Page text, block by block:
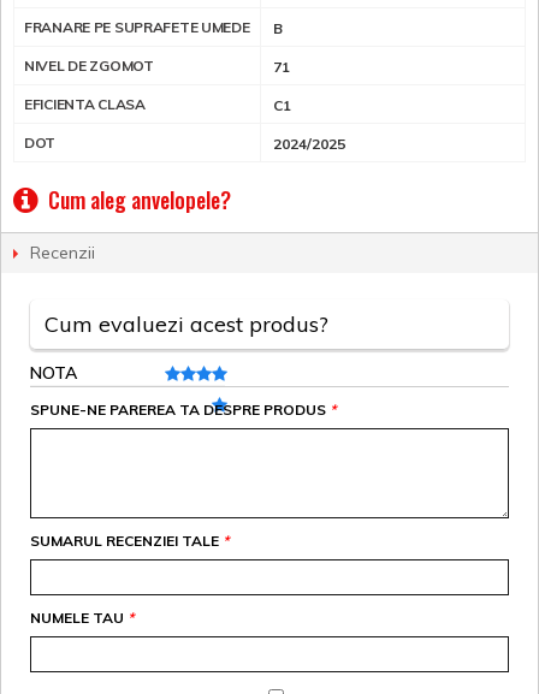
FRANARE PE SUPRAFETE UMEDE B
NIVEL DE ZGOMOT 71
EFICIENTA CLASA C1
DOT 2024/2025
Cum aleg anvelopele?
Recenzii
Cum evaluezi acest produs?
NOTA
*
SPUNE-NE PAREREA TA DESPRE PRODUS
*
SUMARUL RECENZIEI TALE
*
NUMELE TAU